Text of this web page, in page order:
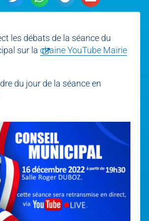
les débats de la séance du
sur la chaine YouTube Mairie
du jour de la séance en